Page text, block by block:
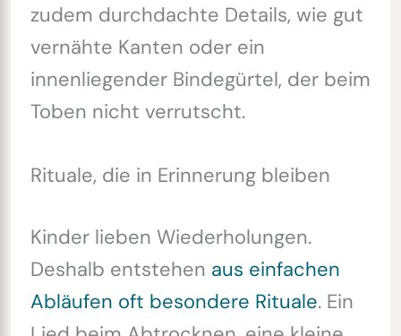
zudem durchdachte Details, wie gut
vernähte Kanten oder ein
innenliegender Bindegürtel, der beim
Toben nicht verrutscht.
Rituale, die in Erinnerung bleiben
Kinder lieben Wiederholungen.
Deshalb entstehen aus einfachen
Abläufen oft besondere Rituale. Ein